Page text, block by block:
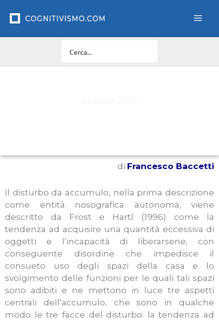
di Francesco Baccetti
Il disturbo da accumulo, nella prima descrizione
come entità nosografica autonoma, viene
descritto da Frost e Hartl (1996) come la
tendenza ad acquisire una quantità eccessiva di
oggetti e l’incapacità di liberarsene, con
conseguente disordine che impedisce il
consueto uso degli spazi della casa e lo
svolgimento delle funzioni per le quali tali spazi
sono adibiti e ne mettono in luce tre aspetti
centrali dell’accumulo, che sono in qualche
modo le tre facce del disturbo: la tendenza ad